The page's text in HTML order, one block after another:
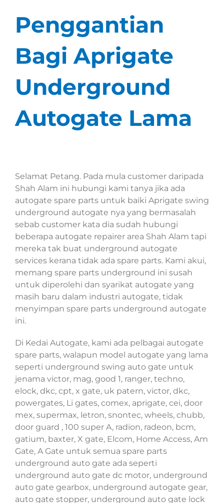
Penggantian
Bagi Aprigate
Underground
Autogate Lama
Selamat Petang. Pada mula customer daripada
Shah Alam ini hubungi kami tanya jika ada
autogate spare parts untuk baiki Aprigate swing
underground autogate nya yang bermasalah
sebab customer kata dia sudah hubungi
beberapa autogate repairer area Shah Alam tapi
mereka tak buat underground autogate
services kerana tidak ada spare parts. Kami akui,
memang spare parts underground ini susah
untuk diperolehi dan syarikat autogate yang
masih baru dalam industri autogate, tidak
menyimpan spare parts underground autogate
ini.
Di Kedai Autogate, kami ada pelbagai autogate
spare parts, walapun model autogate yang lama
seperti underground swing auto gate untuk
jenama victor, mag, good 1, ranger, techno,
elock, dkc, cpt, x gate, uk patern, victor, dkc,
powergates, Li gates, comex, aprigate, cei, door
mex, supermax, letron, snontec, wheels, chubb,
door guard , 100 super A, radion, radeon, bcm,
gatium, baxter, X gate, Elcom, Home Access, Am
Gate, A Gate untuk semua spare parts
underground auto gate ada seperti
underground auto gate dc motor, underground
auto gate gearbox, underground autogate gear,
auto gate stopper, underground auto gate lock